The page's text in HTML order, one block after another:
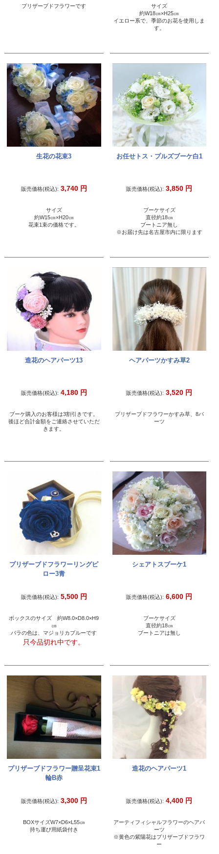
プリザーブドフラワーです
サイズ
約W18㎝×H25㎝
イエロー系で、季節のお花を使用しま
す。
生花の花束3
販売価格(税込): 3,740 円
サイズ
約W15㎝×H20㎝
花束1束の価格です。
お任せトス・プルズブーケ白1
販売価格(税込): 3,850 円
ブーケサイズ
直径約18㎝
ブートニア無し
※お届け先は名古屋市内に限ります
造花のヘアパーツ13
販売価格(税込): 4,180 円
ブーケ購入のお客様は3割引きです。
後ほど合計金額をご連絡させていただ
きます。
ヘアパーツかすみ草2
販売価格(税込): 3,520 円
プリザーブドフラワーかすみ草、8パ
ーツ
プリザーブドフラワーリングピ
ロー3青
販売価格(税込): 5,500 円
ボックスのサイズ 約W8.0×D8.0×H9
㎝
バラの色は、マジョリカブルーです
只今品切れ中です。
シェアトスブーケ1
販売価格(税込): 6,600 円
ブーケサイズ
直径約18㎝
ブートニアは無し
プリザーブドフラワー贈呈花束1
輪B赤
販売価格(税込): 3,300 円
BOXサイズW7×D6×L55㎝
持ち運び用紙袋付き
造花のヘアパーツ1
販売価格(税込): 4,400 円
アーティフィシャルフラワーのヘアパ
ーツ
※黄色の紫陽花はプリザーブドフラワ
ー